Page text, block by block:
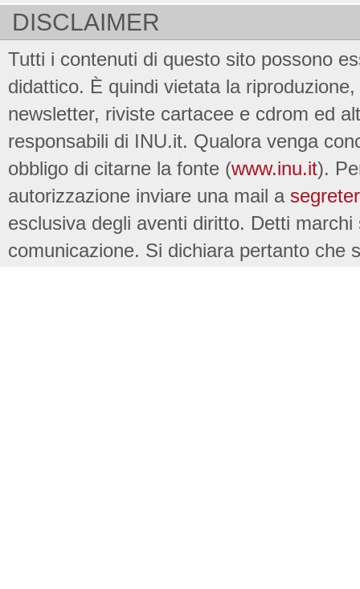
DISCLAIMER
Tutti i contenuti di questo sito possono
didattico. È quindi vietata la
newsletter, riviste cartacee e cdrom ed
responsabili di INU.it. Qualora venga
obbligo di citarne la fonte (www.inu.it).
autorizzazione inviare una mail a
esclusiva degli aventi diritto. Detti
comunicazione. Si dichiara pertanto che